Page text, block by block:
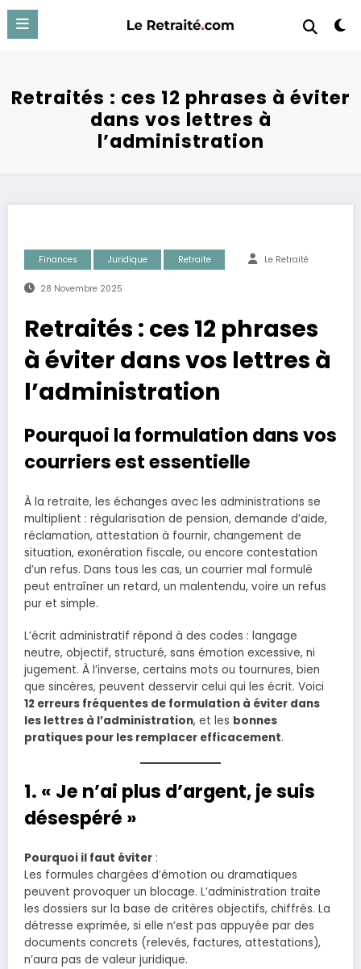
Aller
contenu
Retraités : ces 12 phrases à éviter
dans vos lettres à
l’administration
Finances Juridique Retraite Le Retraité
28 Novembre 2025
Retraités : ces 12 phrases
à éviter dans vos lettres à
l’administration
Pourquoi la formulation dans vos
courriers est essentielle
À la retraite, les échanges avec les administrations se
multiplient : régularisation de pension, demande d’aide,
réclamation, attestation à fournir, changement de
situation, exonération fiscale, ou encore contestation
d’un refus. Dans tous les cas, un courrier mal formulé
peut entraîner un retard, un malentendu, voire un refus
pur et simple.
L’écrit administratif répond à des codes : langage
neutre, objectif, structuré, sans émotion excessive, ni
jugement. À l’inverse, certains mots ou tournures, bien
que sincères, peuvent desservir celui qui les écrit. Voici
12 erreurs fréquentes de formulation à éviter dans
les lettres à l’administration, et les bonnes
pratiques pour les remplacer efficacement.
1. « Je n’ai plus d’argent, je suis
désespéré »
Pourquoi il faut éviter :
Les formules chargées d’émotion ou dramatiques
peuvent provoquer un blocage. L’administration traite
les dossiers sur la base de critères objectifs, chiffrés. La
détresse exprimée, si elle n’est pas appuyée par des
documents concrets (relevés, factures, attestations),
n’aura pas de valeur juridique.